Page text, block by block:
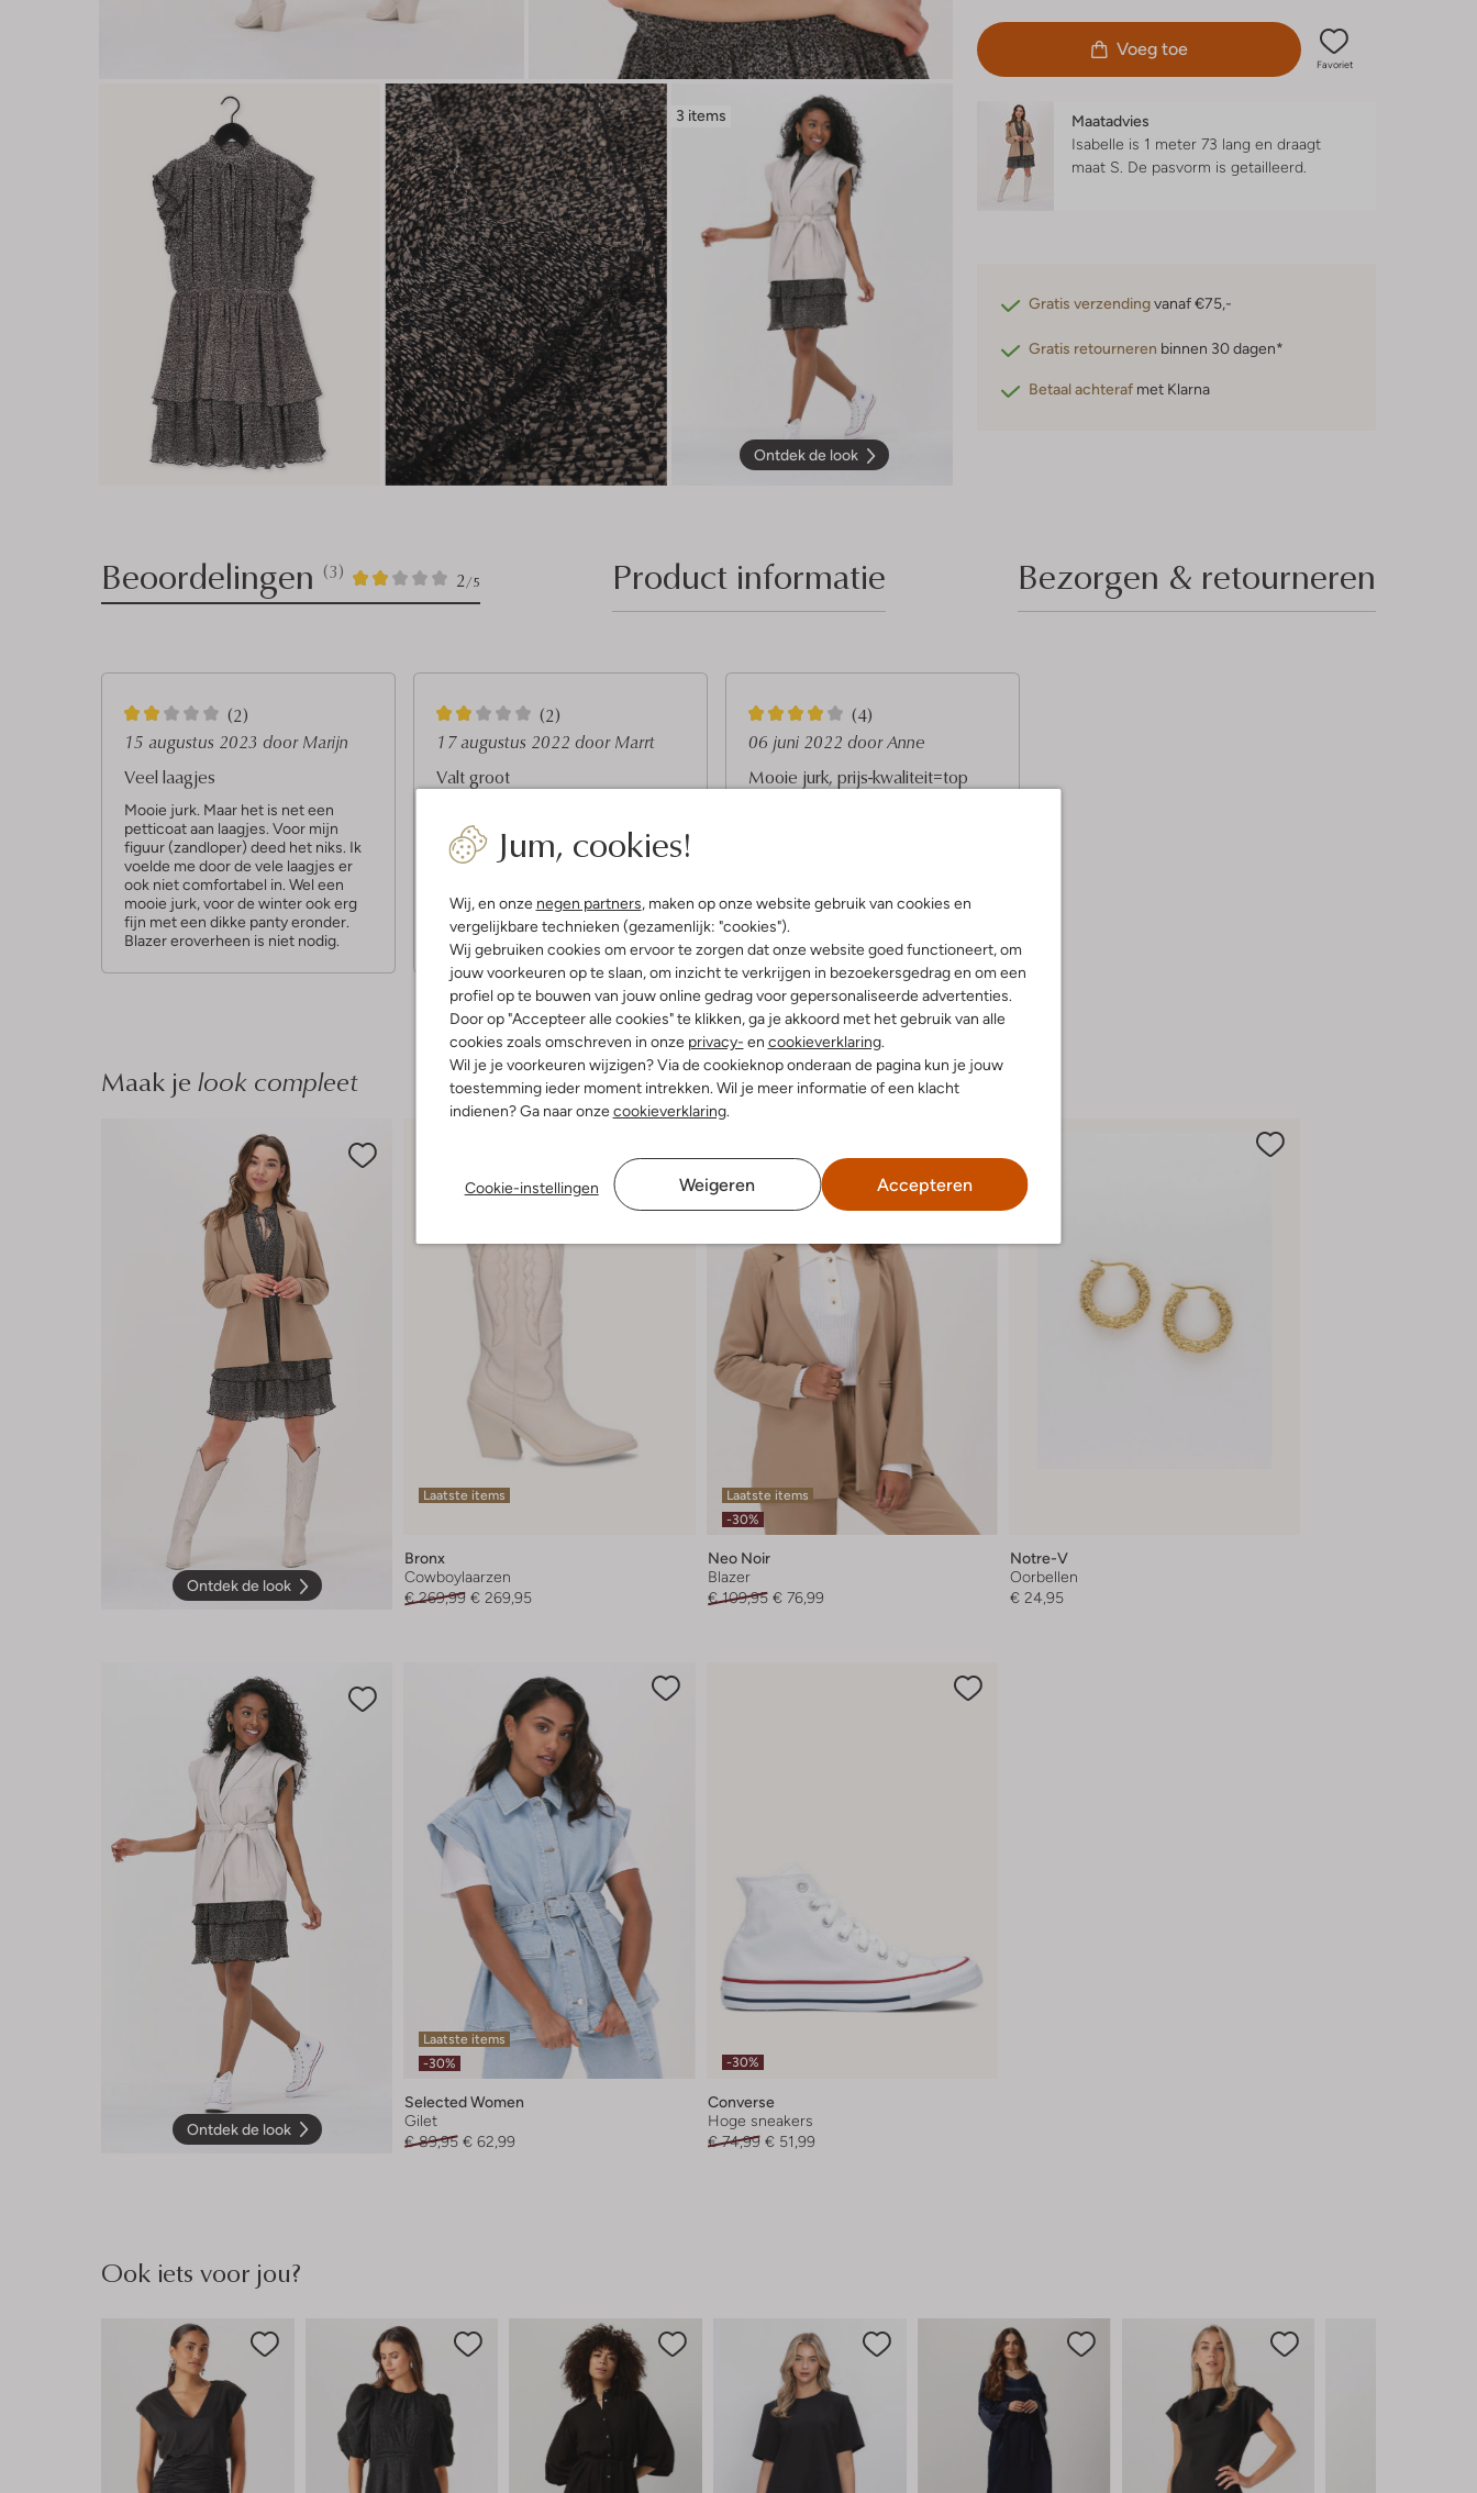
Jum, cookies!
Wij, en onze negen partners, maken op onze website gebruik van cookies en
vergelijkbare technieken (gezamenlijk: "cookies").
Wij gebruiken cookies om ervoor te zorgen dat onze website goed functioneert, om
jouw voorkeuren op te slaan, om inzicht te verkrijgen in bezoekersgedrag en om een
profiel op te bouwen van jouw online gedrag voor gepersonaliseerde advertenties.
Door op "Accepteer alle cookies" te klikken, ga je akkoord met het gebruik van alle
cookies zoals omschreven in onze privacy- en cookieverklaring.
Wil je je voorkeuren wijzigen? Via de cookieknop onderaan de pagina kun je jouw
toestemming ieder moment intrekken. Wil je meer informatie of een klacht
indienen? Ga naar onzecookieverklaring.
Cookie-instellingen Weigeren Accepteren
3 items
Ontdek de look
Voeg toe
Favoriet
Maatadvies
Isabelle is 1 meter 73 lang en draagt
maat S. De pasvorm isgetailleerd
Gratis verzendingvanaf €75,-
Gratis retourneren binnen 30 dagen*
Betaal achteraf met Klarna
Product informatie
Beoordelingen (3) 2/5
3
2
Bezorgen & retourneren
2
S
t
e
r
r
e
n
(2)
15 augustus 2023 door Marijn
Veel laagjes
Mooie jurk. Maar het is net een
petticoat aan laagjes. Voor mijn
figuur (zandloper) deed het niks. Ik
voelde me door de vele laagjes er
ook niet comfortabel in. Wel een
mooie jurk, voor de winter ook erg
fijn met een dikke panty eronder.
Blazer eroverheen is niet nodig.
2
S
t
(2)
17 augustus 2022 door Marrt
Valt groot
maten kleiner nemen is geen
overbodige luxe. De jurk is ook erg
warm, dus geen jurkje voor de
4
S
t
n
(4)
06 juni 2022 door Anne
Mooie jurk, prijs-kwaliteit=top
Maak je look compleet
Ontdek de look
Laatste items
Bronx
Cowboylaarzen
€ 269,99 € 269,95
Laatste items
-30%
Neo Noir
Blazer
€ 109,95 € 76,99
Notre-V
Oorbellen
€ 24,95
Ontdek de look
Laatste items
-30%
Selected Women
Gilet
€ 89,95 € 62,99
-30%
Converse
Hoge sneakers
€ 74,99 € 51,99
Ook iets voor jou?